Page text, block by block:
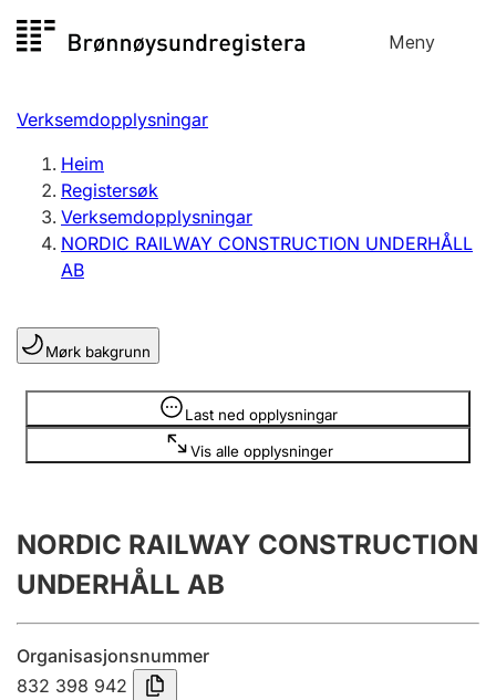
til
Meny
Registersøk
Aksjeselskap
Enkeltpersonføretak
Registrere, endre, slette
Lag og foreining
Registrere, endre, slette
Fleire organisasjonsformer
Årsrekneskap
Innsending og forseinkingsgebyr
Tinglysing
Verksemdopplysningar
Heim
Registersøk
Verksemdopplysningar
NORDIC RAILWAY CONSTRUCTION UNDERHÅLL
AB
Mørk bakgrunn
Last ned opplysningar
Vis alle opplysninger
Opplysninger er skjult
NORDIC RAILWAY CONSTRUCTION
UNDERHÅLL AB
Organisasjonsnummer
832 398 942